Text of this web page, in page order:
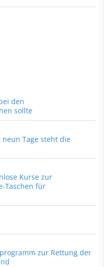
den
sollte
neun Tage steht die
Kurse zur
Taschen für
zur Rettung der